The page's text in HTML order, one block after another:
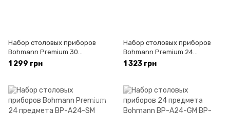
Набор столовых приборов
Bohmann Premium 30
предметов BP-A30-GM
1 299 грн
Набор столовых приборов
Bohmann Premium 24
предмета BP-B24-GM
1 323 грн